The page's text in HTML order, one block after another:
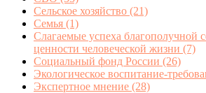
Сельское хозяйство (21)
Семья (1)
Слагаемые успеха благополучной
ценности человеческой жизни (7)
Социальный фонд России (26)
Экологическое воспитание-
Экспертное мнение (28)